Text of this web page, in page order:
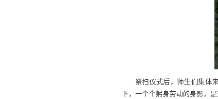
祭扫仪式后，师生们集体
下，一个个躬身劳动的身影，